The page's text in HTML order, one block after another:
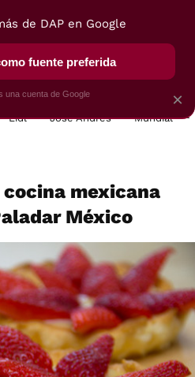
VEGUI
Lidl José Andrés Mundial
mexicana
México
×
de DAP en Google
fuente preferida
una cuenta de Google